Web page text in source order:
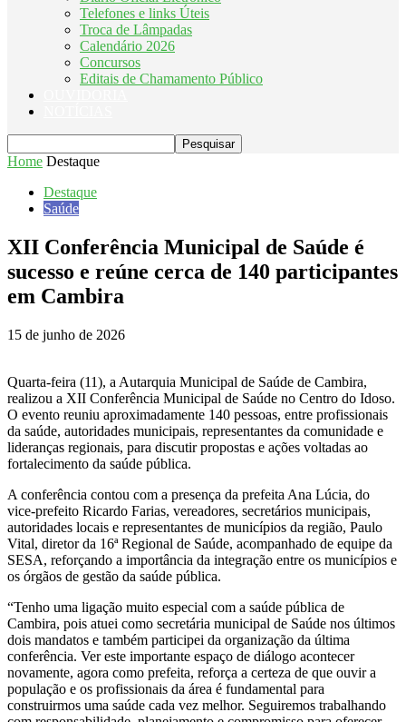
Telefones e links Úteis
Troca de Lâmpadas
Calendário 2026
Concursos
Editais de Chamamento Público
Home Destaque
Destaque
Saúde
XII Conferência Municipal de Saúde é
sucesso e reúne cerca de 140 participantes
em Cambira
15 de junho de 2026
Quarta-feira (11), a Autarquia Municipal de Saúde de Cambira,
realizou a XII Conferência Municipal de Saúde no Centro do Idoso.
O evento reuniu aproximadamente 140 pessoas, entre profissionais
da saúde, autoridades municipais, representantes da comunidade e
lideranças regionais, para discutir propostas e ações voltadas ao
fortalecimento da saúde pública.
A conferência contou com a presença da prefeita Ana Lúcia, do
vice-prefeito Ricardo Farias, vereadores, secretários municipais,
autoridades locais e representantes de municípios da região, Paulo
Vital, diretor da 16ª Regional de Saúde, acompanhado de equipe da
SESA, reforçando a importância da integração entre os municípios e
os órgãos de gestão da saúde pública.
“Tenho uma ligação muito especial com a saúde pública de
Cambira, pois atuei como secretária municipal de Saúde nos últimos
dois mandatos e também participei da organização da última
conferência. Ver este importante espaço de diálogo acontecer
novamente, agora como prefeita, reforça a certeza de que ouvir a
população e os profissionais da área é fundamental para
construirmos uma saúde cada vez melhor. Seguiremos trabalhando